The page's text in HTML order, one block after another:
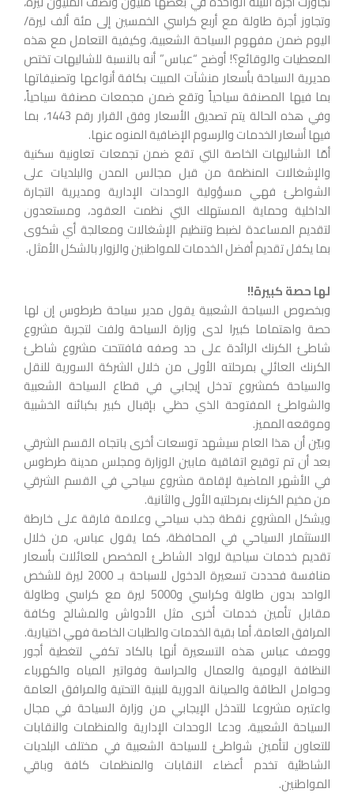
وتجاوز أجرة طاولة مع أربع كراسي الخمسين إلى مئة ألف ليرة/
اليوم ضمن مفهوم السياحة الشعبية، وكيفية التعامل مع هذه
المعطيات والوقائع؟! أوضح “عباس” أنه بالنسبة للشاليهات تختص
مديرية السياحة بأسعار منشآت المبيت بكافة أنواعها وتصنيفاتها
بما فيها المصنفة سياحياً وتقع ضمن مجمعات مصنفة سياحياً،
وفي هذه الحالة يتم تصديق الأسعار وفق القرار رقم 1443، بما
فيها أسعار الخدمات والرسوم الإضافية المنوه عنها.
أمّا الشاليهات الخاصة التي تقع ضمن تجمعات تعاونية سكنية
والإشغالات المنظمة من قبل مجالس المدن والبلديات على
الشواطئ فهي مسؤولية الوحدات الإدارية ومديرية التجارة
الداخلية وحماية المستهلك التي نظمت العقود، ومستعدون
لتقديم المساعدة لضبط وتنظيم الإشغالات ومعالجة أي شكوى
بما يكفل تقديم أفضل الخدمات للمواطنين والزوار بالشكل الأمثل.
لها حصة كبيرة!!
وبخصوص السياحة الشعبية يقول مدير سياحة طرطوس إن لها
حصة واهتماما كبيرا لدى وزارة السياحة ولفت لتجربة مشروع
شاطئ الكرنك الرائدة على حد وصفه فافتتحت مشروع شاطئ
الكرنك العائلي بمرحلته الأولى من خلال الشركة السورية للنقل
والسياحة كمشروع تدخل إيجابي في قطاع السياحة الشعبية
والشواطئ المفتوحة الذي حظي بإقبال كبير بكبائنه الخشبية
وموقعه المميز.
وبيّن أن هذا العام سيشهد توسعات أخرى باتجاه القسم الشرقي
بعد أن تم توقيع اتفاقية مابين الوزارة ومجلس مدينة طرطوس
في الأشهر الماضية لإقامة مشروع سياحي في القسم الشرقي
من مخيم الكرنك بمرحلتيه الأولى والثانية.
ويشكل المشروع نقطة جذب سياحي وعلامة فارقة على خارطة
الاستثمار السياحي في المحافظة، كما يقول عباس، من خلال
تقديم خدمات سياحية لرواد الشاطئ المخصص للعائلات بأسعار
منافسة فحددت تسعيرة الدخول للسباحة بـ 2000 ليرة للشخص
الواحد بدون طاولة وكراسي و5000 ليرة مع كراسي وطاولة
مقابل تأمين خدمات أخرى مثل الأدواش والمشالح وكافة
المرافق العامة، أما بقية الخدمات والطلبات الخاصة فهي اختيارية.
ووصف عباس هذه التسعيرة أنها بالكاد تكفي لتغطية أجور
النظافة اليومية والعمال والحراسة وفواتير المياه والكهرباء
وحوامل الطاقة والصيانة الدورية للبنية التحتية والمرافق العامة
واعتبره مشروعا للتدخل الإيجابي من وزارة السياحة في مجال
السياحة الشعبية، ودعا الوحدات الإدارية والمنظمات والنقابات
للتعاون لتأمين شواطئ للسياحة الشعبية في مختلف البلديات
الشاطئية تخدم أعضاء النقابات والمنظمات كافة وباقي
المواطنين.